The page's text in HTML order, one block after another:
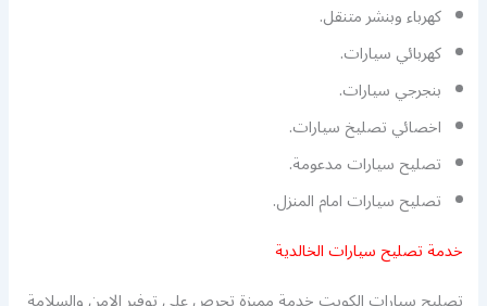
كهرباء وبنشر متنقل.
كهربائي سيارات.
بنجرجي سيارات.
اخصائي تصليخ سيارات.
تصليح سيارات مدعومة.
تصليح سيارات امام المنزل.
خدمة تصليح سيارات الخالدية